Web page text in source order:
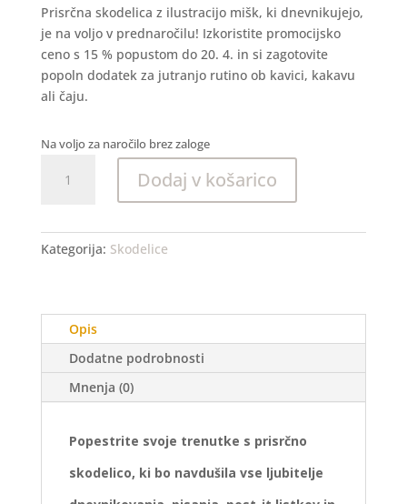
Prisrčna skodelica z ilustracijo mišk, ki dnevnikujejo,
je na voljo v prednaročilu! Izkoristite promocijsko
ceno s 15 % popustom do 20. 4. in si zagotovite
popoln dodatek za jutranjo rutino ob kavici, kakavu
ali čaju.
Na voljo za naročilo brez zaloge
skodelica
–
15
popustom
do
količina
Dodaj v košarico
Kategorija: Skodelice
Opis
Dodatne podrobnosti
Mnenja (0)
Popestrite svoje trenutke s prisrčno
skodelico, ki bo navdušila vse ljubitelje